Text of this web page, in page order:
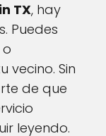
TX, hay
Puedes
vecino. Sin
de que
leyendo.